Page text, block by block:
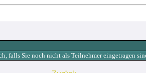
falls Sie noch nicht als Teilnehmer eingetragen